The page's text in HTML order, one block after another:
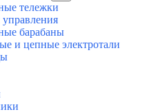
тележки
барабаны
и цепные электротали